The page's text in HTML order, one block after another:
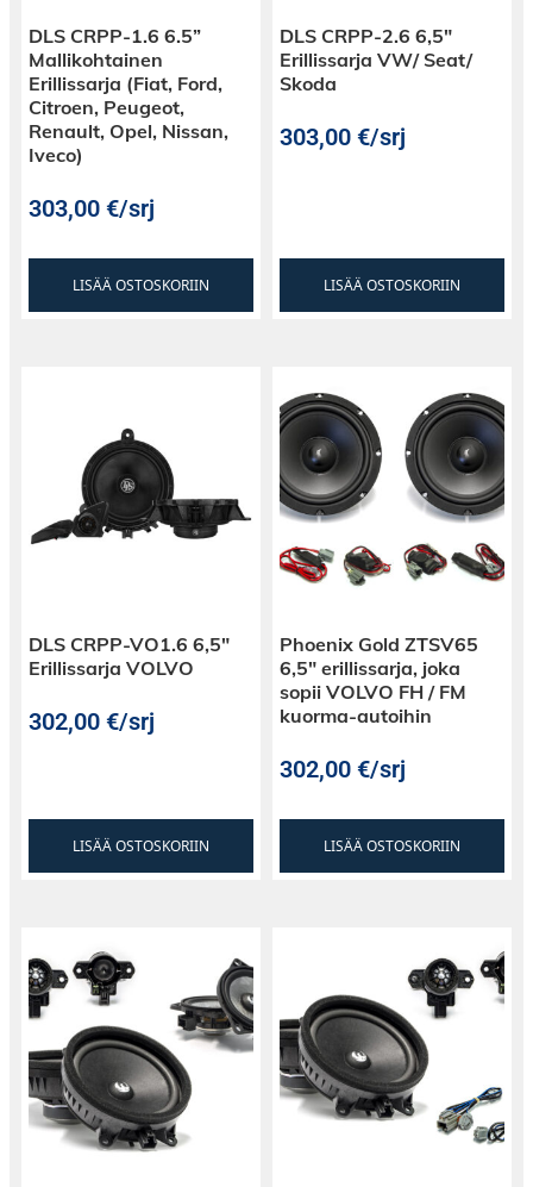
DLS CRPP-1.6 6.5”
Mallikohtainen
Erillissarja (Fiat, Ford,
Citroen, Peugeot,
Renault, Opel, Nissan,
Iveco)
303,00€/srj
LISÄÄ OSTOSKORIIN
DLS CRPP-2.6 6,5″
Erillissarja VW/ Seat/
Skoda
303,00€/srj
LISÄÄ OSTOSKORIIN
DLS CRPP-VO1.6 6,5″
Erillissarja VOLVO
302,00€/srj
LISÄÄ OSTOSKORIIN
Phoenix Gold ZTSV65
6,5″ erillissarja, joka
sopii VOLVO FH / FM
kuorma-autoihin
302,00€/srj
LISÄÄ OSTOSKORIIN